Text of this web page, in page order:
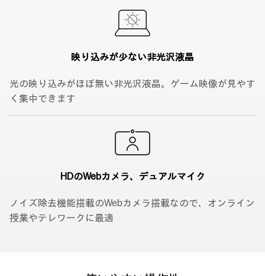
映り込みが少ない非光沢液晶
光の映り込みがほぼ無い非光沢液晶。ゲーム映像が見やす
く集中できます
HDのWebカメラ、 デュアルマイク
ノイズ除去機能搭載のWebカメラ搭載なので、オンライン
授業やテレワークに最適